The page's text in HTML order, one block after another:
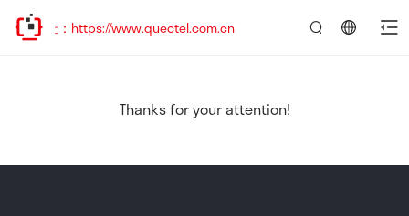
访问新址：https://www.quectel.com.cn
Thanks for your attention!